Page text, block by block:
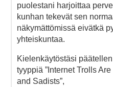
puolestani harjoittaa
kunhan tekevät sen
näkymättömissä eivätkä
yhteiskuntaa.
Kielenkäytöstäsi
tyyppiä ”Internet Trolls
and Sadists”,